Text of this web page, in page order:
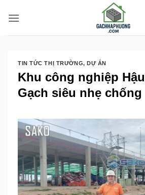
qua
nội
TIN TỨC THỊ TRƯỜNG,DỰ ÁN
Khu công nghiệp
Gạch siêu nhẹ